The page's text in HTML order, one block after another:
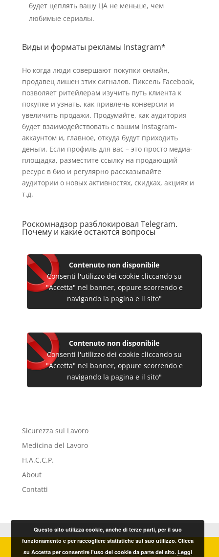
будет цеплять вашу ЦА не меньше, чем
любимые сериалы.
Виды и форматы рекламы Instagram*
Но когда люди совершают покупки онлайн,
продавец лишен этих сигналов. Пиксель Facebook,
позволяет ритейлерам изучить путь клиента к
покупке и узнать, как привлечь конверсии и
увеличить продажи. Продумайте, как аудитория
будет взаимодействовать с вашим Instagram-
аккаунтом и, главное, откуда будут приходить
деньги. Если профиль для вас – это просто медиа-
площадка, разместите ссылку на продающий
ресурс в био и регулярно рассказывайте
аудитории о новых активностях, скидках, акциях и
т.д.
Роскомнадзор разблокировал Telegram.
Почему и какие остаются вопросы
Contenuto non disponibile
Consenti l'utilizzo dei cookie cliccando su
"Accetta" nel banner, oppure scorrendo e
navigando la pagina e il sito"
Contenuto non disponibile
Consenti l'utilizzo dei cookie cliccando su
"Accetta" nel banner, oppure scorrendo e
navigando la pagina e il sito"
Sicurezza sul Lavoro
Medicina del Lavoro
H.A.C.C.P.
About
Contatti
© Sicur.For. s.r.l. Sicurezza & Formazione – Sede
Questo sito utilizza cookie, anche di terze parti, per il suo
funzionamento e per raccogliere statistiche sul suo utilizzo. Clicca
su Accetta per consentire l'uso dei cookie da parte del sito.Leggi